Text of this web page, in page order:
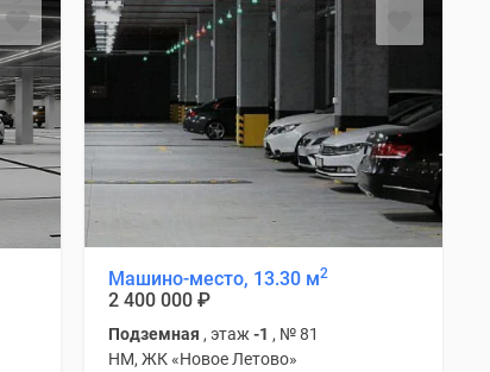
Машино-место, 13.30 м2
2 400 000 ₽
Подземная , этаж -1 , № 81
НМ, ЖК «Новое Летово»